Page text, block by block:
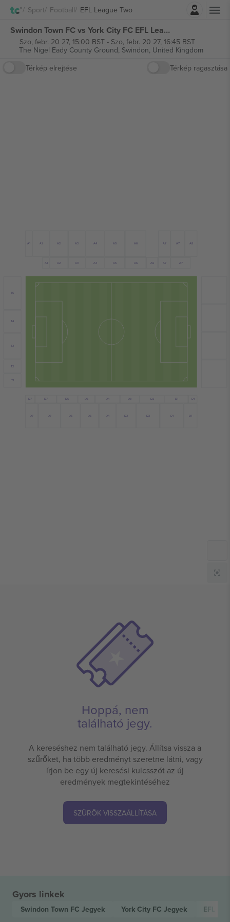
Sport Football EFL League TwoBelépés
Swindon Town FC vs York City FC EFL League Two jegyek
Szo, febr. 20 27, 15:00 BST- Szo, febr. 20 27, 16:45 BST
The Nigel Eady County Ground, Swindon, United Kingdom
Térkép elrejtése
Térkép ragasztása
A1 A2 A3 A4 A5 A6 A6 A7 A7
A1 A1 A2 A3 A4 A5 A6 A7 A7 A8
D1
D1
D2
D3
D4
D5
D6
D7
D7
D1
D1
D2
D3
D4
D5
D6
D7
D7
T1
T2
T3
T4
T5
Hoppá, nem
található jegy.
A kereséshez nem található jegy. Állítsa vissza a
szűrőket, ha több eredményt szeretne látni, vagy
írjon be egy új keresési kulcsszót az új
eredmények megtekintéséhez
SZŰRŐK VISSZAÁLLÍTÁSA
Gyors linkek
Swindon Town FC Jegyek York City FC Jegyek EFL